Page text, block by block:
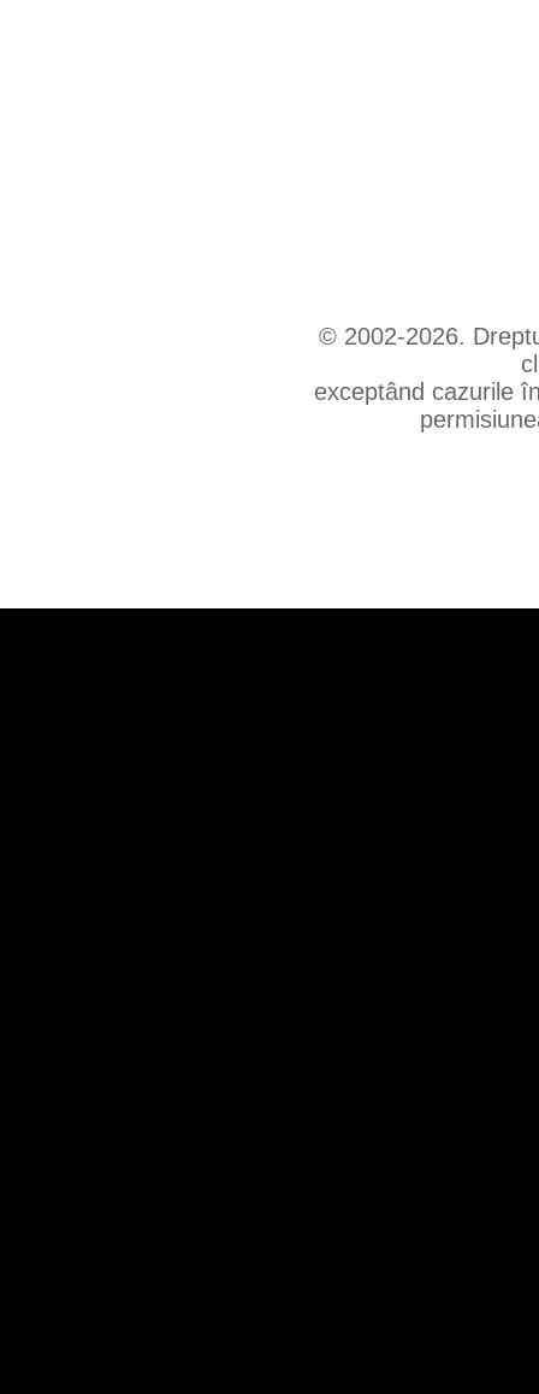
© 2002-2026.
exceptând cazurile